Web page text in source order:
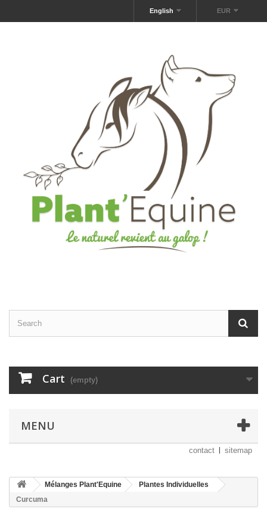
EUR
English
Cart (empty)
MENU
contact sitemap
Mélanges Plant'Equine
Plantes Individuelles
Curcuma